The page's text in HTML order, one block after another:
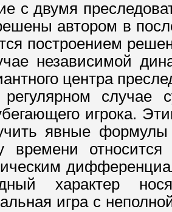
с двумя
автором в
построением
независимой
центра
случае
игрока.
явные
времени
характер
игра с